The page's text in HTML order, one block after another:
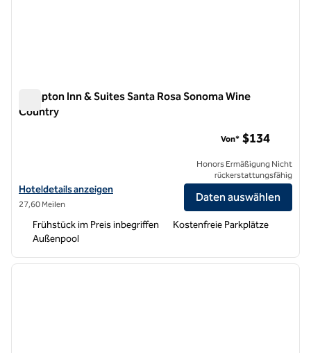
Hampton Inn & Suites Santa Rosa Sonoma Wine
Country
Hoteldetails für Hampton Inn & Suites Santa Rosa Sonoma Wine
Hoteldetails anzeigen
27,60 Meilen
Von* $134
Honors Ermäßigung Nicht
rückerstattungsfähig
Daten auswählen
Frühstück im Preis inbegriffen
Kostenfreie Parkplätze
Außenpool
1 von 12